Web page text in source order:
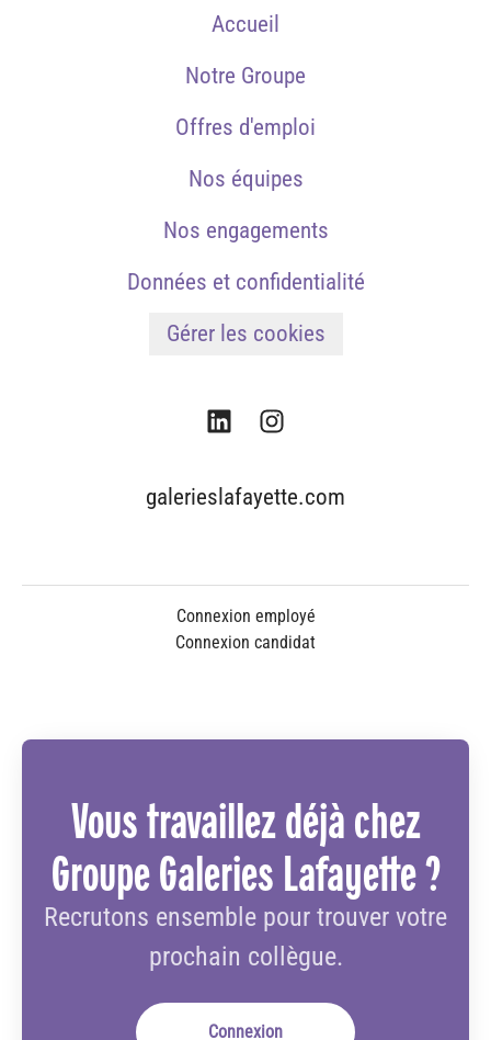
Accueil
Notre Groupe
Offres d'emploi
Nos équipes
Nos engagements
Données et confidentialité
Gérer les cookies
galerieslafayette.com
Connexion employé
Connexion candidat
Vous travaillez déjà chez
Groupe Galeries Lafayette ?
Recrutons ensemble pour trouver votre
prochain collègue.
Connexion